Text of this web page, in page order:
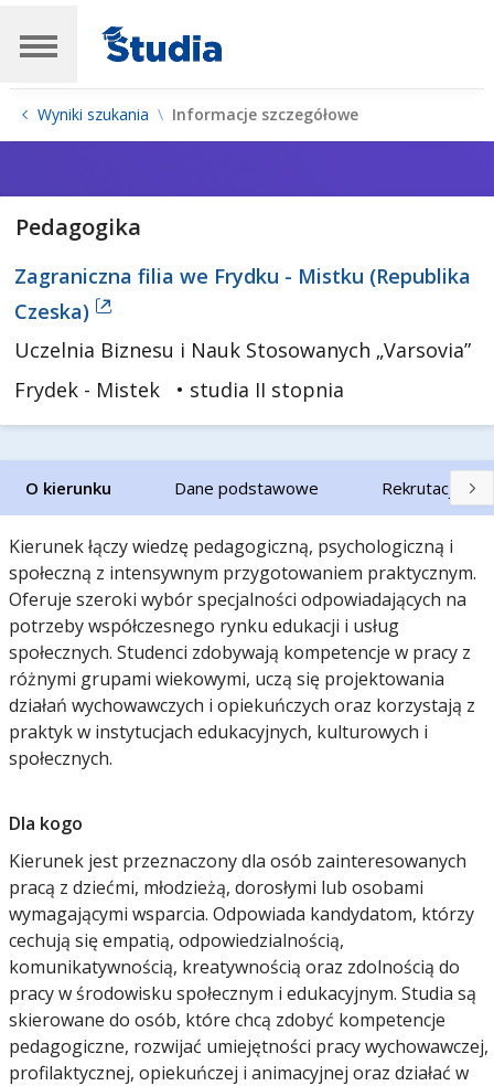
Wyniki szukania Informacje szczegółowe
Pedagogika
Zagraniczna filia we Frydku - Mistku (Republika
Czeska)
Uczelnia Biznesu i Nauk Stosowanych „Varsovia”
Frydek - Mistek
• studia II stopnia
O kierunku Dane podstawowe Rekrutacja
Kierunek łączy wiedzę pedagogiczną, psychologiczną i
społeczną z intensywnym przygotowaniem praktycznym.
Oferuje szeroki wybór specjalności odpowiadających na
potrzeby współczesnego rynku edukacji i usług
społecznych. Studenci zdobywają kompetencje w pracy z
różnymi grupami wiekowymi, uczą się projektowania
działań wychowawczych i opiekuńczych oraz korzystają z
praktyk w instytucjach edukacyjnych, kulturowych i
społecznych.
Dla kogo
Kierunek jest przeznaczony dla osób zainteresowanych
pracą z dziećmi, młodzieżą, dorosłymi lub osobami
wymagającymi wsparcia. Odpowiada kandydatom, którzy
cechują się empatią, odpowiedzialnością,
komunikatywnością, kreatywnością oraz zdolnością do
pracy w środowisku społecznym i edukacyjnym. Studia są
skierowane do osób, które chcą zdobyć kompetencje
pedagogiczne, rozwijać umiejętności pracy wychowawczej,
profilaktycznej, opiekuńczej i animacyjnej oraz działać w